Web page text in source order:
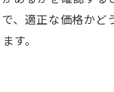
極める
うまく利用する
、適正な価格か
す。